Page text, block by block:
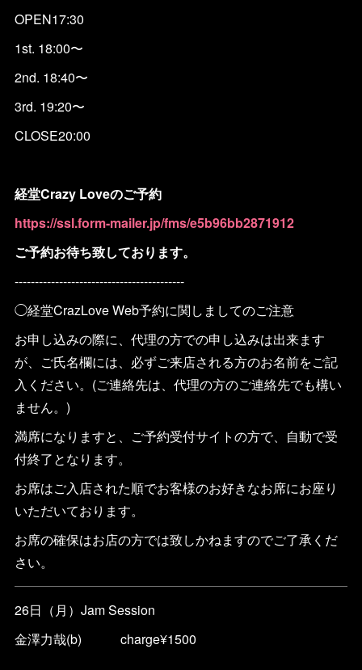
OPEN17:30
1st. 18:00〜
2nd. 18:40〜
3rd. 19:20〜
CLOSE20:00
経堂Crazy Loveのご予約
https://ssl.form-mailer.jp/fms/e5b96bb2871912
ご予約お待ち致しております。
------------------------------------------
◯経堂CrazLove Web予約に関しましてのご注意
お申し込みの際に、代理の方での申し込みは出来ます
が、ご氏名欄には、必ずご来店される方のお名前をご記
入ください。(ご連絡先は、代理の方のご連絡先でも構い
ません。)
満席になりますと、ご予約受付サイトの方で、自動で受
付終了となります。
お席はご入店された順でお客様のお好きなお席にお座り
いただいております。
お席の確保はお店の方では致しかねますのでご了承くだ
さい。
26日（月）Jam Session
金澤力哉(b) charge¥1500